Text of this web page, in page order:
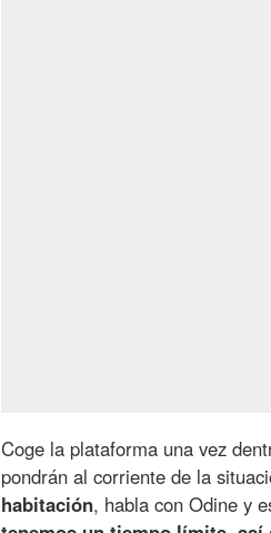
Coge la plataforma una vez
pondrán al corriente de la
habitación, habla con Odine y